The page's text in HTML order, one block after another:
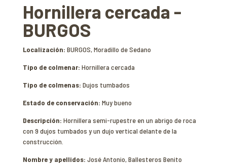
Hornillera cercada -
BURGOS
Localización: BURGOS, Moradillo de Sedano
Tipo de colmenar: Hornillera cercada
Tipo de colmenas: Dujos tumbados
Estado de conservación: Muy bueno
Descripción: Hornillera semi-rupestre en un abrigo de roca
con 9 dujos tumbados y un dujo vertical delante de la
construcción.
Nombre y apellidos: José Antonio, Ballesteros Benito